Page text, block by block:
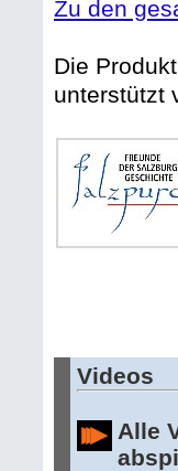
Zu den
Die
unterstützt
Videos
Alle